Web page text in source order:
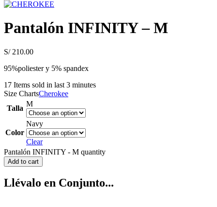
Pantalón INFINITY – M
S/210.00
95%poliester y 5% spandex
17 Items sold in last 3 minutes
Size ChartsCherokee
Talla
M
Color
Navy
Clear
Pantalón INFINITY - M quantity
Add to cart
Llévalo en Conjunto...